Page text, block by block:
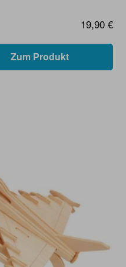
19,90 €
Zum Produkt